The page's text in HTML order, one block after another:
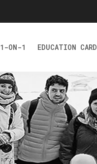
1-ON-1 EDUCATION CARD